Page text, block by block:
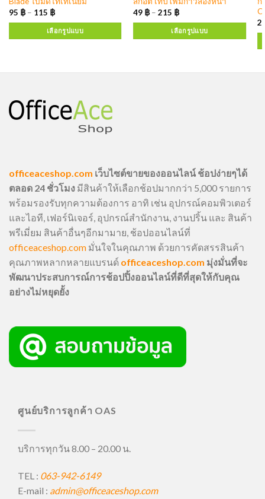
95 ฿– 115 ฿
เลือกรูปแบบ
49 ฿ –215 ฿
เลือกรูปแบบ
officeaceshop.com เว็บไซต์ขายของออนไลน์ ช้อปง่ายๆได้
ตลอด 24 ชั่วโมง มีสินค้าให้เลือกช้อปมากกว่า 5,000 รายการ
พร้อมรองรับทุกความต้องการ อาทิ เช่น อุปกรณ์คอมพิวเตอร์
และไอที, เฟอร์นิเจอร์, อุปกรณ์สำนักงาน, งานปริ้น และ สินค้า
พรีเมี่ยม สินค้าอื่นๆอีกมามาย, ช้อปออนไลน์ที่
officeaceshop.com มั่นใจในคุณภาพ ด้วยการคัดสรรสินค้า
คุณภาพหลากหลายแบรนด์ officeaceshop.com มุ่งมั่นที่จะ
พัฒนาประสบการณ์การช้อปปิ้งออนไลน์ที่ดีที่สุดให้กับคุณ
อย่างไม่หยุดยั้ง
ศูนย์บริการลูกค้า OAS
บริการทุกวัน 8.00 – 20.00 น.
TEL : 063-942-6149
E-mail : admin@officeaceshop.com